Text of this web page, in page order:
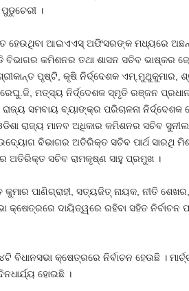
।
ହେଉଥିବା ଆଇଏଏସ୍‍ ଅଫିସରଙ୍କ ମଧ୍ୟରେ
କମିଶନର ତଥା ଶାସନ ସଚିବ ଭାଷ୍କର
ପୃଷ୍ଟି, କୃଷି ନିର୍ଦ୍ଦେଶକ ଏମ୍‍.ମୁଥୁକୁମାର,
ରେଘୁ.ଜି, ମତ୍ସ୍ୟ ନିର୍ଦ୍ଦେଶକ ସ୍ମୃତି ରଞ୍ଜନ
ସମବାୟ ବ୍ୟାଙ୍କ୍‍ର ପରିଚାଳନା
ରାଜ୍ୟ ମାନବ ଅଧିକାର କମିଶନର ସଚିବ
ବିଭାଗର ଅତିରିକ୍ତ ସଚିବ ପାର୍ଥ ସାରଥି
ଅତିରିକ୍ତ ସଚିବ ରାମକୃଷ୍ଣ ସାହୁ ପ୍ରମୁଖ ।
ପାଣିଗ୍ରାହୀ, ସତ୍ୟଜିତ୍‍ ନାୟକ, ନୀତି
କ୍ଷେତ୍ରରେ ଦାୟିତ୍ୱରେ ରହିବା ସହିତ
କ୍ଷେତ୍ରରେ ନିର୍ବାଚନ ହେଉଛି ।
ହୋଇଛି ।